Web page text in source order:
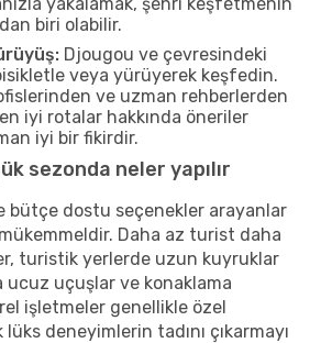
biri olabilir.
Djougou ve çevresindeki
veya yürüyerek keşfedin.
ve uzman rehberlerden
iyi rotalar hakkında öneriler
iyi bir fikirdir.
sezonda neler yapılır
bütçe dostu seçenekler arayanlar
Daha az turist daha
turistik yerlerde uzun kuyruklar
ucuz uçuşlar ve konaklama
işletmeler genellikle özel
deneyimlerin tadını çıkarmayı